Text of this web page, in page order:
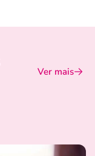
Ver mais